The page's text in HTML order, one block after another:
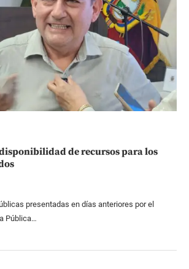
de recursos para los
presentadas en días anteriores por el
Pública…